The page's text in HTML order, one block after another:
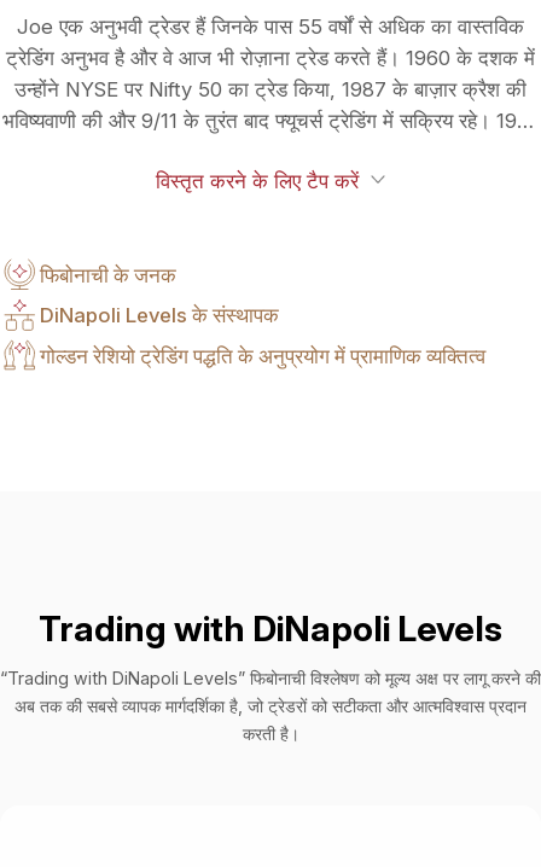
Joe एक अनुभवी ट्रेडर हैं जिनके पास 55 वर्षों से अधिक का वास्तविक
ट्रेडिंग अनुभव है और वे आज भी रोज़ाना ट्रेड करते हैं। 1960 के दशक में
उन्होंने NYSE पर Nifty 50 का ट्रेड किया, 1987 के बाज़ार क्रैश की
भविष्यवाणी की और 9/11 के तुरंत बाद फ्यूचर्स ट्रेडिंग में सक्रिय रहे। 1982
Oscillator Predictor और MACD Predictor पर उनके शोध ने उन्हें
भाषाओं में अनूदित हो चुकी है।
विस्तृत करने के लिए टैप करें
फिबोनाची के जनक
DiNapoli Levels के संस्थापक
गोल्डन रेशियो ट्रेडिंग पद्धति के अनुप्रयोग में प्रामाणिक व्यक्तित्व
Trading with DiNapoli Levels
“Trading with DiNapoli Levels” फिबोनाची विश्लेषण को मूल्य अक्ष पर लागू करने की
अब तक की सबसे व्यापक मार्गदर्शिका है, जो ट्रेडरों को सटीकता और आत्मविश्वास प्रदान
करती है।